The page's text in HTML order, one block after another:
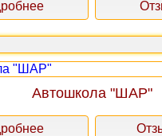
Автошкола "ШАР"